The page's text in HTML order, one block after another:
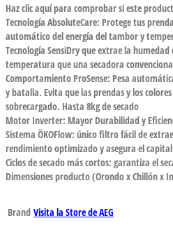
Haz clic aquí para comprobar si este
Tecnología AbsoluteCare: Protege tus
automático del energía del tambor y
Tecnología SensiDry que extrae la
temperatura que una secadora
Comportamiento ProSense: Pesa
y batalla. Evita que las prendas y los
sobrecargado. Hasta 8kg de secado
Motor Inverter: Mayor Durabilidad y
Sistema ÖKOFlow: único filtro fácil de
rendimiento optimizado y asegura el
Ciclos de secado más cortos: garantiza el
Dimensiones producto (Orondo x Chillón x
Brand Visita la Store de AEG